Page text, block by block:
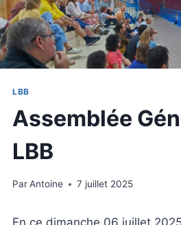
LBB
Assemblée
LBB
Par Antoine 7 juillet 2025